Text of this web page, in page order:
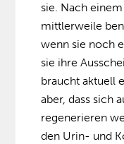
sie. Nach
mittlerweile
wenn sie noch
sie ihre
braucht aktuell
aber, dass sich
regenerieren
den Urin- und